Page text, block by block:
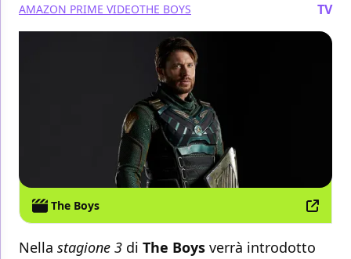
AMAZON PRIME VIDEOTHE BOYS TV
The Boys
Nella stagione 3 di The Boys verrà introdotto